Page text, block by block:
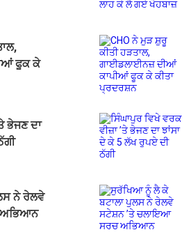
ਫੂਕ ਕੇ
ਭੇਜਣ ਦਾ
ਨੇ ਰੇਲਵੇ